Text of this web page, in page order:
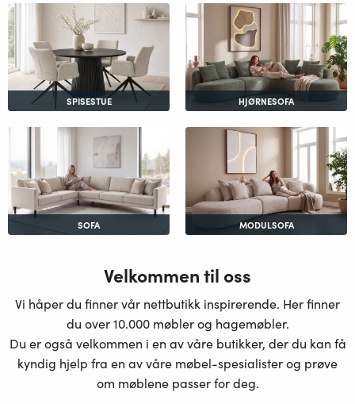
SPISESTUE HJØRNESOFA
SOFA MODULSOFA
Velkommen til oss
Vi håper du finner vår nettbutikk inspirerende. Her finner
du over 10.000 møbler og hagemøbler.
Du er også velkommen i en av våre butikker, der du kan få
kyndig hjelp fra en av våre møbel-spesialister og prøve
om møblene passer for deg.